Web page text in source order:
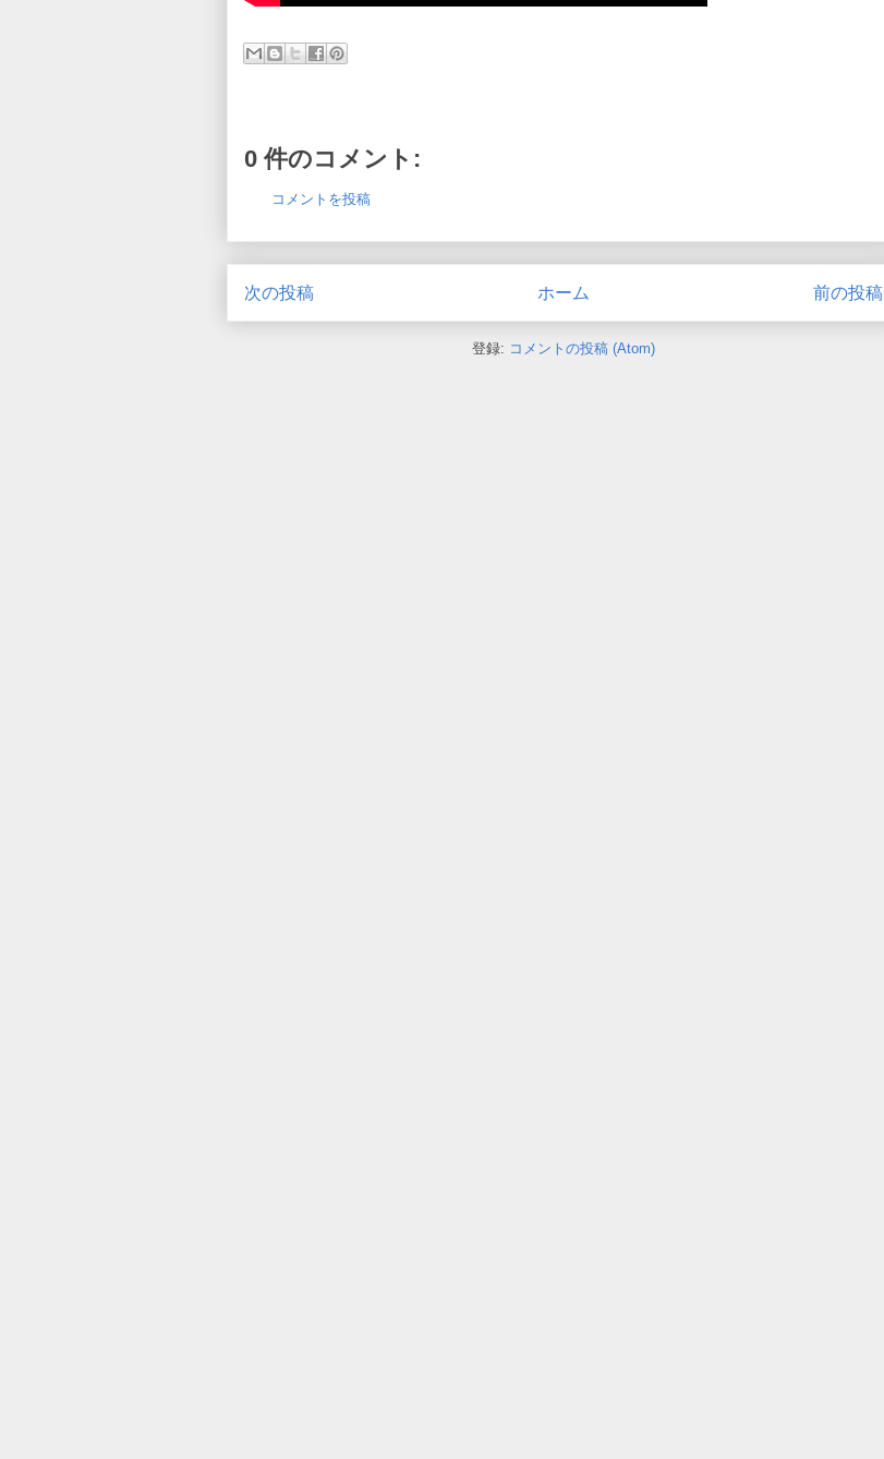
0 件のコメント:
コメントを投稿
次の投稿 前の投稿
ホーム
登録: コメントの投稿 (Atom)